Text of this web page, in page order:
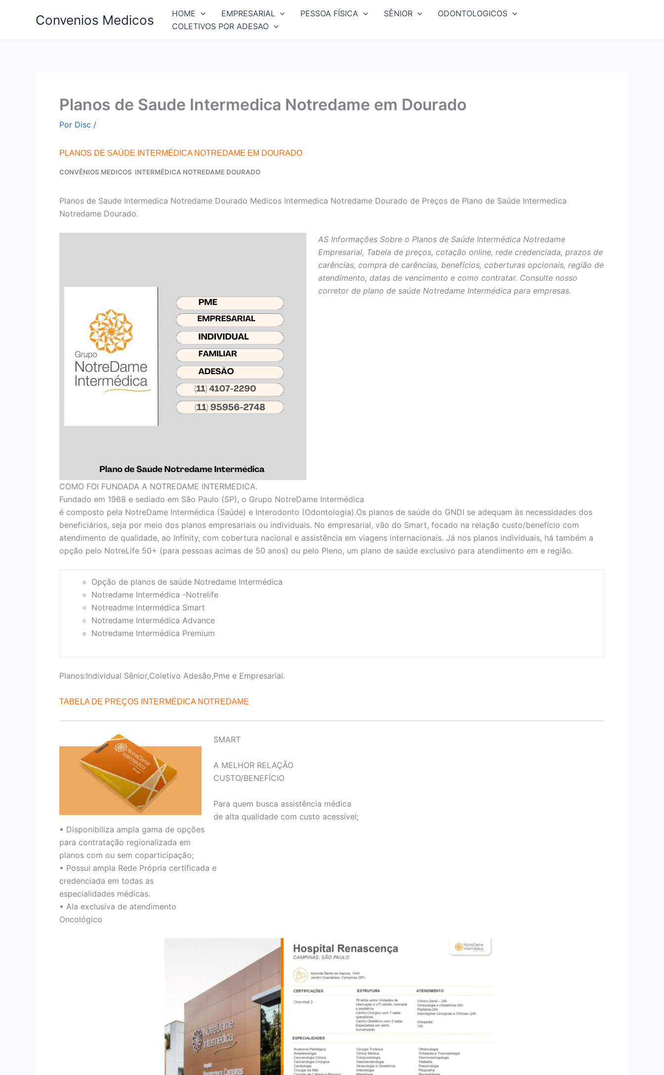
Convenios Medicos HOME EMPRESARIAL PESSOA FÍSICA SÊNIOR
ODONTOLOGICOS
COLETIVOS POR ADESAO
Planos de Saude Intermedica Notredame em Dourado
Por Disc /
PLANOS DE SAÚDE INTERMÉDICA NOTREDAME EM DOURADO
CONVÊNIOS MEDICOS INTERMÉDICA NOTREDAME DOURADO
Planos de Saude Intermedica Notredame Dourado Medicos Intermedica Notredame Dourado de Preços de Plano de Saúde Intermedica
Notredame Dourado.
AS Informações Sobre o Planos de Saúde Intermédica Notredame
Empresarial, Tabela de preços, cotação online, rede credenciada, prazos de
carências, compra de carências, benefícios, coberturas opcionais, região de
atendimento, datas de vencimento e como contratar. Consulte nosso
corretor de plano de saúde Notredame Intermédica para empresas.
COMO FOI FUNDADA A NOTREDAME INTERMEDICA.
Fundado em 1968 e sediado em São Paulo (SP), o Grupo NotreDame Intermédica
é composto pela NotreDame Intermédica (Saúde) e Interodonto (Odontologia).Os planos de saúde do GNDI se adequam às necessidades dos
beneficiários, seja por meio dos planos empresariais ou individuais. No empresarial, vão do Smart, focado na relação custo/benefício com
atendimento de qualidade, ao Infinity, com cobertura nacional e assistência em viagens internacionais. Já nos planos individuais, há também a
opção pelo NotreLife 50+ (para pessoas acimas de 50 anos) ou pelo Pleno, um plano de saúde exclusivo para atendimento em e região.
Opção de planos de saúde Notredame Intermédica
Notredame Intermédica -Notrelife
Notreadme Intermédica Smart
Notredame Intermédica Advance
Notredame Intermédica Premium
Planos:Individual Sênior,Coletivo Adesão,Pme e Empresarial.
TABELA DE PREÇOS INTERMÉDICA NOTREDAME
SMART
A MELHOR RELAÇÃO
CUSTO/BENEFÍCIO
Para quem busca assistência médica
de alta qualidade com custo acessível;
• Disponibiliza ampla gama de opções
para contratação regionalizada em
planos com ou sem coparticipação;
• Possui ampla Rede Própria certificada e
credenciada em todas as
especialidades médicas.
• Ala exclusiva de atendimento
Oncológico